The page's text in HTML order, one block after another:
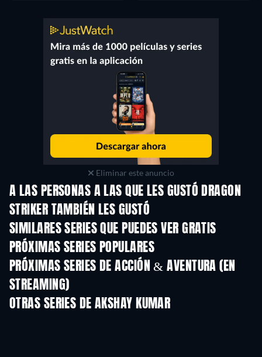
Eliminar este anuncio
A LAS PERSONAS A LAS QUE LES GUSTÓ DRAGON
STRIKER TAMBIÉN LES GUSTÓ
TV
SIMILARES SERIES QUE PUEDES VER GRATIS
TV TV
PRÓXIMAS SERIES POPULARES
TV
PRÓXIMAS SERIES DE ACCIÓN & AVENTURA (EN
STREAMING)Temporada 2
OTRAS SERIES DE AKSHAY KUMAR